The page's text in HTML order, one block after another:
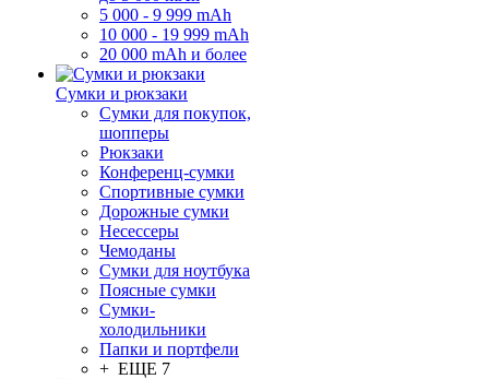
5 000 - 9 999 mAh
10 000 - 19 999 mAh
20 000 mAh и более
Сумки и рюкзаки
Сумки для покупок,
шопперы
Рюкзаки
Конференц-сумки
Спортивные сумки
Дорожные сумки
Несессеры
Чемоданы
Сумки для ноутбука
Поясные сумки
Сумки-
холодильники
Папки и портфели
+ ЕЩЕ 7